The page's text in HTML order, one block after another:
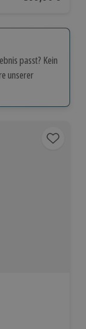
passt? Kein
unserer